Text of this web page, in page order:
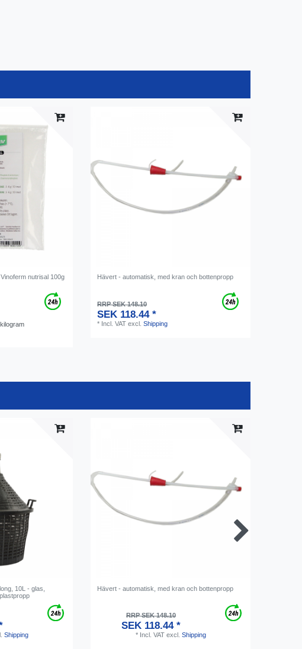
nutrisal 100g Hävert - automatisk, med kran och bottenpropp
RRP SEK 148.10
SEK 118.44 *
* Incl. VAT excl.Shipping
10L - glas,
Shipping
Hävert - automatisk, med kran och bottenpropp
RRP SEK 148.10
SEK 118.44 *
* Incl. VATexcl. Shipping